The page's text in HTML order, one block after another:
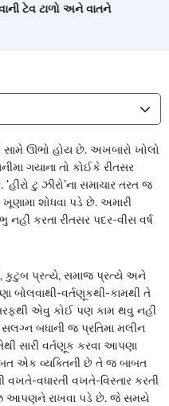
ટેવ ટાળો અને વાતને
ઊભો હોય છે. અખબારો ખોલો
ગયાના તો કોઈકે રીતસર
ટુ ઝીરો’ના સમાચાર તરત જ
શોધવા પડે છે. અમારી
કરતા રીતસર પદર-વીસ વર્ષ
કુટુબ પ્રત્યે, સમાજ પ્રત્યે અને
બોલવાથી-વર્તણૂકથી-કામથી તે
એવુ કોઈ પણ કામ થવુ નહીં
બધાની જ પ્રતિમા મલીન
વર્તણૂક કરવા આપણા
એક વ્યક્તિની છે તે જ બાબત
વધારતી વખતે-વિસ્તાર કરતી
રાખવા પડે છે. જે સમયે